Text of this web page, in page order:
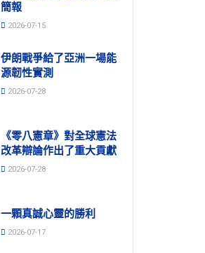
簡報
2026-07-15
伊朗戰爭給了亞洲一場能
源韌性實測
2026-07-28
《零八憲章》對全球憲法
改革辯論作出了重大貢獻
2026-07-28
一顆真誠心靈的勝利
2026-07-17